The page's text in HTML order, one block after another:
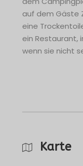
auf dem Gäste
eine
ein Restaurant,
wenn sie nicht
Karte